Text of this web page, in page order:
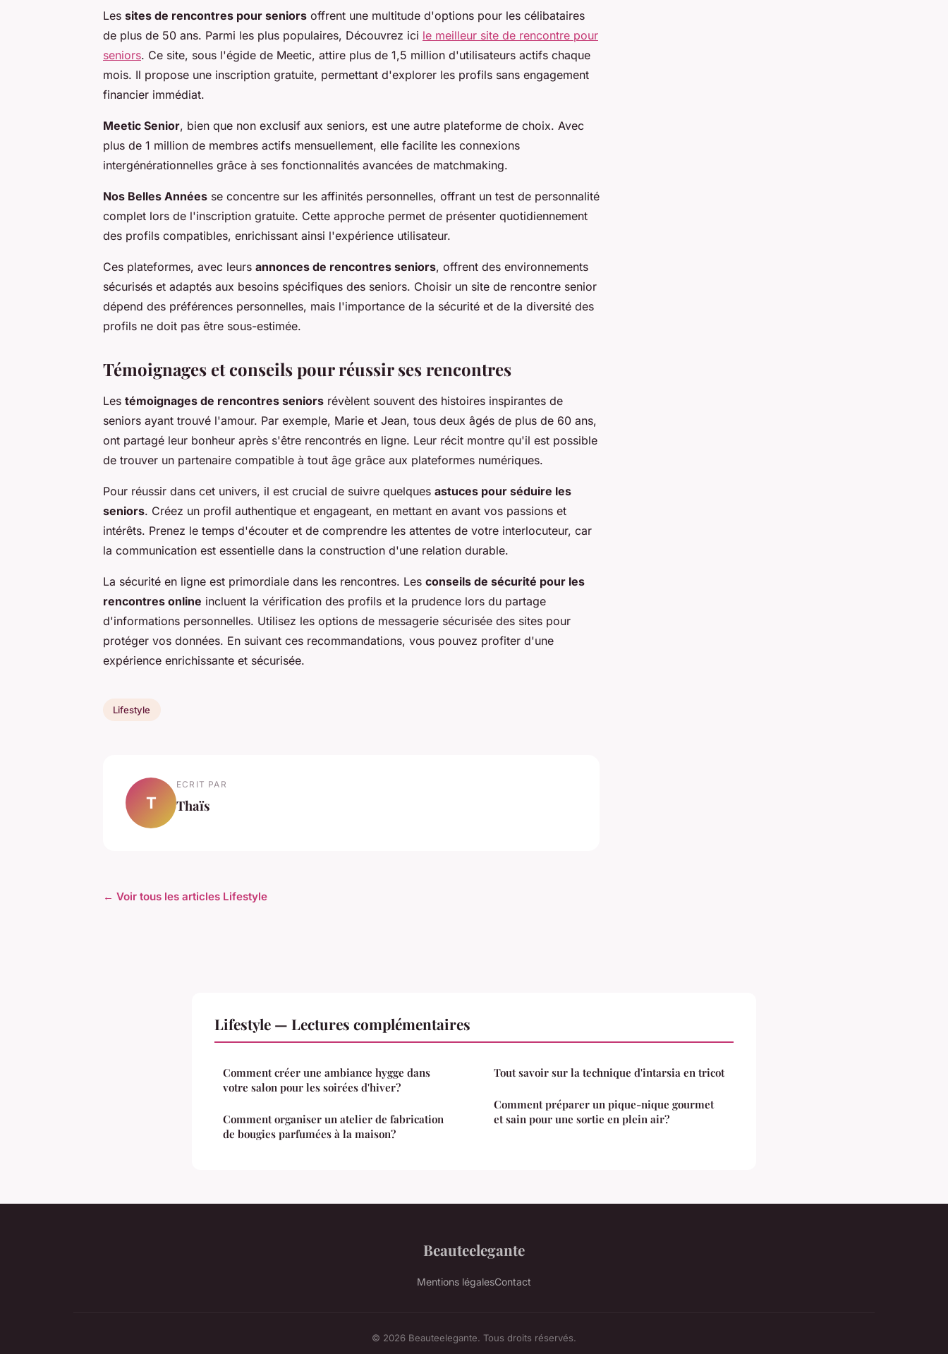
Les sites de rencontres pour seniors offrent une multitude d'options pour les célibataires
de plus de 50 ans. Parmi les plus populaires, Découvrez ici le meilleur site de rencontre pour
seniors. Ce site, sous l'égide de Meetic, attire plus de 1,5 million d'utilisateurs actifs chaque
mois. Il propose une inscription gratuite, permettant d'explorer les profils sans engagement
financier immédiat.
Meetic Senior, bien que non exclusif aux seniors, est une autre plateforme de choix. Avec
plus de 1 million de membres actifs mensuellement, elle facilite les connexions
intergénérationnelles grâce à ses fonctionnalités avancées de matchmaking.
Nos Belles Années se concentre sur les affinités personnelles, offrant un test de personnalité
complet lors de l'inscription gratuite. Cette approche permet de présenter quotidiennement
des profils compatibles, enrichissant ainsi l'expérience utilisateur.
Ces plateformes, avec leurs annonces de rencontres seniors, offrent des environnements
sécurisés et adaptés aux besoins spécifiques des seniors. Choisir un site de rencontre senior
dépend des préférences personnelles, mais l'importance de la sécurité et de la diversité des
profils ne doit pas être sous-estimée.
Témoignages et conseils pour réussir ses rencontres
Les témoignages de rencontres seniors révèlent souvent des histoires inspirantes de
seniors ayant trouvé l'amour. Par exemple, Marie et Jean, tous deux âgés de plus de 60 ans,
ont partagé leur bonheur après s'être rencontrés en ligne. Leur récit montre qu'il est possible
de trouver un partenaire compatible à tout âge grâce aux plateformes numériques.
Pour réussir dans cet univers, il est crucial de suivre quelques astuces pour séduire les
seniors. Créez un profil authentique et engageant, en mettant en avant vos passions et
intérêts. Prenez le temps d'écouter et de comprendre les attentes de votre interlocuteur, car
la communication est essentielle dans la construction d'une relation durable.
La sécurité en ligne est primordiale dans les rencontres. Les conseils de sécurité pour les
rencontres online incluent la vérification des profils et la prudence lors du partage
d'informations personnelles. Utilisez les options de messagerie sécurisée des sites pour
protéger vos données. En suivant ces recommandations, vous pouvez profiter d'une
expérience enrichissante et sécurisée.
Lifestyle
T
ECRIT PAR
Thaïs
← Voir tous les articles Lifestyle
Lifestyle — Lectures complémentaires
Comment créer une ambiance hygge dans
votre salon pour les soirées d'hiver?
Comment organiser un atelier de fabrication
de bougies parfumées à la maison?
Tout savoir sur la technique d'intarsia en tricot
Comment préparer un pique-nique gourmet
et sain pour une sortie en plein air?
Beauteelegante
Mentions légalesContact
© 2026 Beauteelegante. Tous droits réservés.